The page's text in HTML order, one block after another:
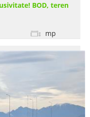
BOD, teren
mp